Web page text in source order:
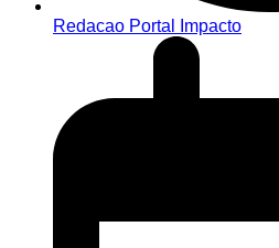
Redacao Portal Impacto